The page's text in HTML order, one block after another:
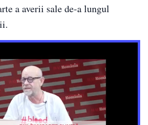
a averii sale de-a lungul